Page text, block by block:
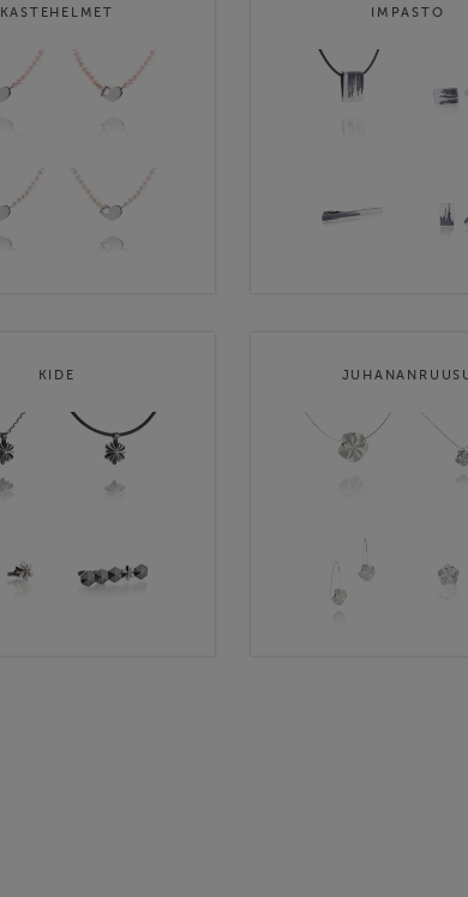
KASTEHELMET IMPASTO
KIDE